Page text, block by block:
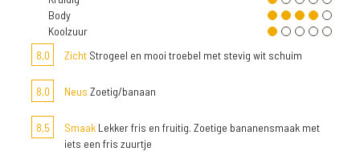
Body
Koolzuur
8,0
Zicht Strogeel en mooi troebel met stevig wit schuim
8,0 Neus Zoetig/banaan
8,5 Smaak Lekker fris en fruitig. Zoetige bananensmaak met
iets een fris zuurtje